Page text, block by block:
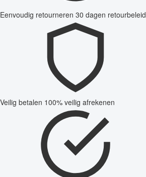
Eenvoudig retourneren 30 dagen retourbeleid
Veilig betalen 100% veilig afrekenen